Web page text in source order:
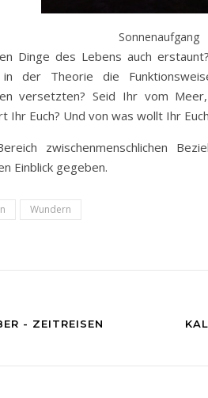
Sonnenaufgang
Dinge des Lebens auch
der Theorie die
versetzten? Seid Ihr vom
Ihr Euch? Und von was wollt Ihr
zwischenmenschlichen
Einblick gegeben.
Wundern
- ZEITREISEN